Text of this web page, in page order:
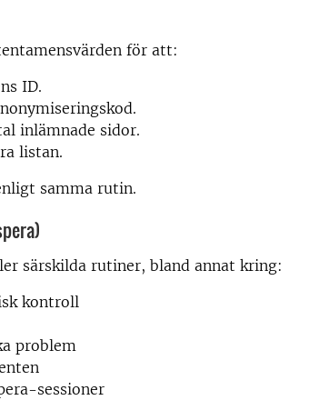
för att:
ID.
inlämnade sidor.
listan.
samma rutin.
särskilda rutiner, bland annat kring:
kontroll
problem
sessioner